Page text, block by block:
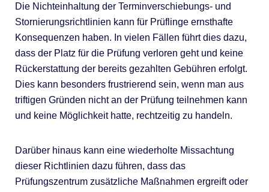
Die Nichteinhaltung der Terminverschiebungs- und
Stornierungsrichtlinien kann für Prüflinge ernsthafte
Konsequenzen haben. In vielen Fällen führt dies dazu,
dass der Platz für die Prüfung verloren geht und keine
Rückerstattung der bereits gezahlten Gebühren erfolgt.
Dies kann besonders frustrierend sein, wenn man aus
triftigen Gründen nicht an der Prüfung teilnehmen kann
und keine Möglichkeit hatte, rechtzeitig zu handeln.
Darüber hinaus kann eine wiederholte Missachtung
dieser Richtlinien dazu führen, dass das
Prüfungszentrum zusätzliche Maßnahmen ergreift oder